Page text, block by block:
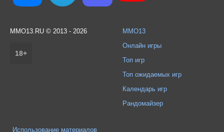
MMO13.RU © 2013 - 2026
18+
MMO13
Онлайн игры
Топ игр
Топ ожидаемых игр
Календарь игр
Рандомайзер
Использование материалов